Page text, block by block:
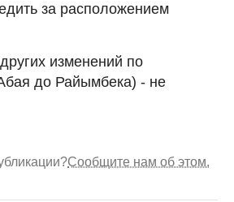
за расположением
изменений по
до Райымбека) - не
Сообщите нам об этом.